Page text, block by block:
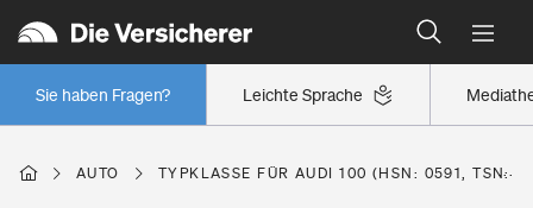
Leichte Sprache
Sie haben Fragen?
Wer versichert was: Jetzt Versicherer finden
Regionalklassen: So ist Ihre Region eingestuft
Wer versichert was: Jetzt Versicherer finden
AUTO TYPKLASSE FÜR AUDI 100 (HSN: 0591, TSN: